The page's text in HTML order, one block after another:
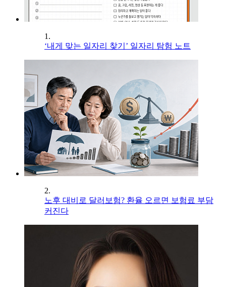
1.
‘내게 맞는 일자리 찾기’ 일자리 탐험 노트
2.
노후 대비로 달러보험? 환율 오르면 보험료 부담
커진다